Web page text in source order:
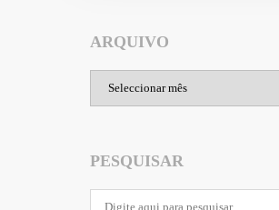
ARQUIVO
Arquivo
PESQUISAR